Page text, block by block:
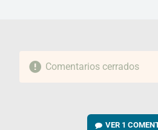
Comentarios cerrados
VER 1